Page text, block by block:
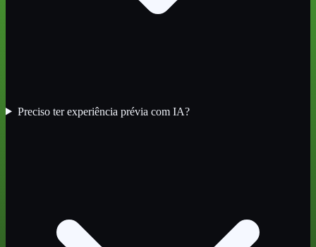
Preciso ter experiência prévia com IA?